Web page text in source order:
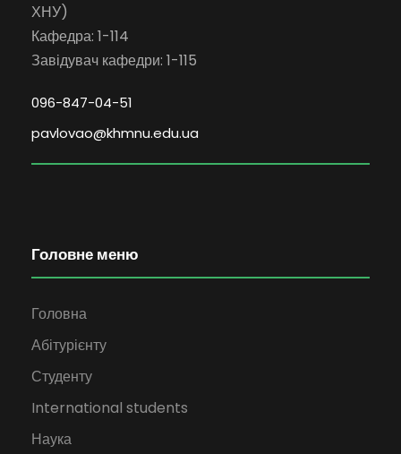
ХНУ)
Кафедра: 1-114
Завідувач кафедри: 1-115
096-847-04-51
pavlovao@khmnu.edu.ua
Головне меню
Головна
Абітурієнту
Студенту
International students
Наука